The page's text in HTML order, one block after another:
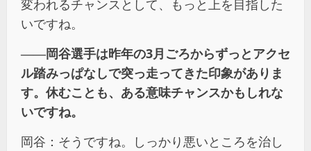
変われるチャンスとして、もっと上を目指した
いですね。
――岡谷選手は昨年の3月ごろからずっとアクセ
ル踏みっぱなしで突っ走ってきた印象がありま
す。休むことも、ある意味チャンスかもしれな
いですね。
岡谷：そうですね。しっかり悪いところを治し